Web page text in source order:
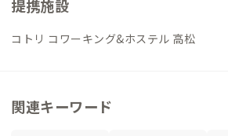
提携施設
コトリ コワーキング&ホステル 高松
関連キーワード